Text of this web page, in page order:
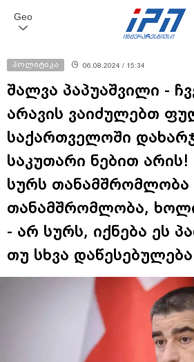
Geo
პოლიტიკა 06.08.2024 / 15:34
შალვა პაპუაშვილი -
არავის ვაიძულებთ
საქართველოში
საკუთარი ნებით არის!
სურს თანამშრომლობა
თანამშრომლობა,
- არ სურს, იქნება ეს
თუ სხვა დაწესებულება